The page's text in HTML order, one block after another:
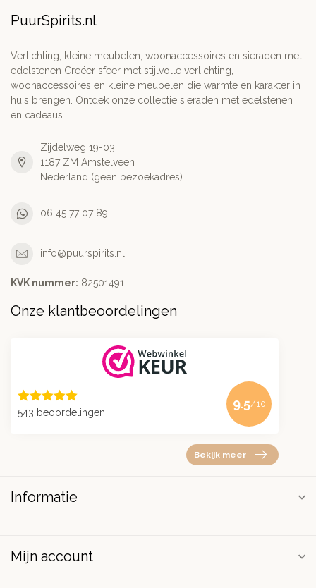
PuurSpirits.nl
Verlichting, kleine meubelen, woonaccessoires en sieraden met
edelstenen Creëer sfeer met stijlvolle verlichting,
woonaccessoires en kleine meubelen die warmte en karakter in
huis brengen. Ontdek onze collectie sieraden met edelstenen
en cadeaus.
Zijdelweg 19-03
1187 ZM Amstelveen
Nederland (geen bezoekadres)
06 45 77 07 89
info@puurspirits.nl
KVK nummer: 82501491
Onze klantbeoordelingen
543 beoordelingen
9.5/10
Bekijk meer
Informatie
Mijn account